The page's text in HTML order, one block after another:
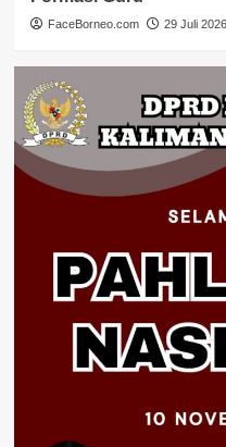
FaceBorneo.com 29 Juli 2026